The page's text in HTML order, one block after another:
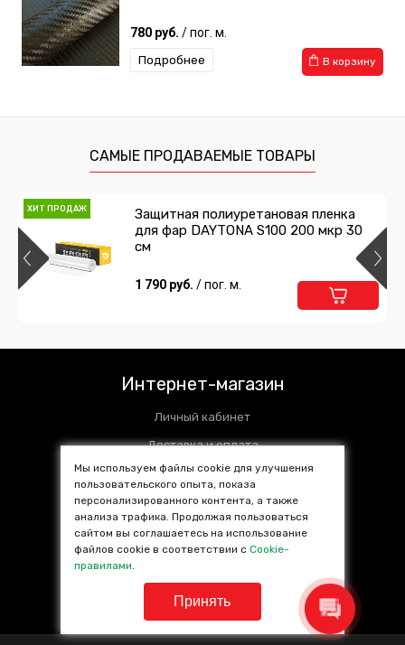
780 руб. / пог. м.
В корзину
Подробнее
САМЫЕ ПРОДАВАЕМЫЕ ТОВАРЫ
ХИТ ПРОДАЖ
Защитная полиуретановая пленка
для фар DAYTONA S100 200 мкр 30
см
1 790 руб. / пог. м.
Интернет-магазин
Личный кабинет
Доставка и оплата
Установочные центры
Контакты
SALE %
Популярные товары
Мы используем файлы cookie для улучшения
пользовательского опыта, показа
персонализированного контента, а также
анализа трафика. Продолжая пользоваться
сайтом вы соглашаетесь на использование
файлов cookie в соответствии сCookie-
правилами.
Принять